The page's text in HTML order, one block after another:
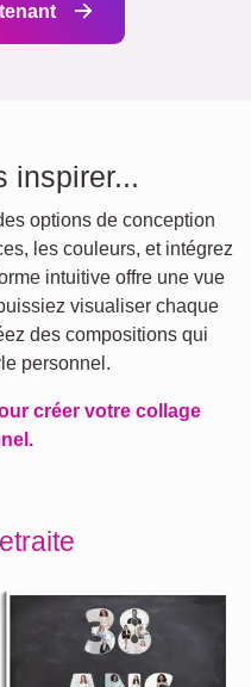
inspirer...
options de conception
les couleurs, et intégrez
intuitive offre une vue
visualiser chaque
des compositions qui
personnel.
créer votre collage